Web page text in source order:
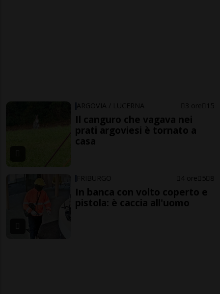
ARGOVIA / LUCERNA 3 ore 15
Il canguro che vagava nei
prati argoviesi è tornato a
casa
FRIBURGO 4 ore 5 8
In banca con volto coperto e
pistola: è caccia all'uomo